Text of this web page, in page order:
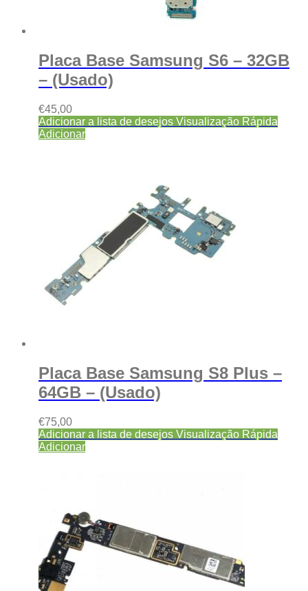
Placa Base Samsung S6 – 32GB
– (Usado)
€45,00
Adicionar a lista de desejos Visualização Rápida
Adicionar
Placa Base Samsung S8 Plus –
64GB – (Usado)
€75,00
Adicionar a lista de desejos Visualização Rápida
Adicionar